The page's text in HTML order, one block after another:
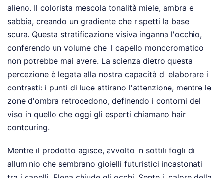
alieno. Il colorista mescola tonalità miele, ambra e
sabbia, creando un gradiente che rispetti la base
scura. Questa stratificazione visiva inganna l'occhio,
conferendo un volume che il capello monocromatico
non potrebbe mai avere. La scienza dietro questa
percezione è legata alla nostra capacità di elaborare i
contrasti: i punti di luce attirano l'attenzione, mentre le
zone d'ombra retrocedono, definendo i contorni del
viso in quello che oggi gli esperti chiamano hair
contouring.
Mentre il prodotto agisce, avvolto in sottili fogli di
alluminio che sembrano gioielli futuristici incastonati